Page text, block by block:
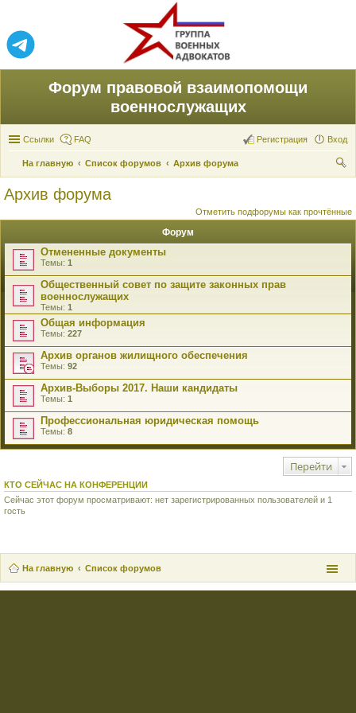
Форум правовой взаимопомощи
военнослужащих
Ссылки FAQ Вход
Регистрация
На главную Список форумов
Архив форума
Архив форума
Отметить подфорумы как прочтённые
Форум
Отмененные документы
Темы: 1
Общественный совет по защите законных прав
военнослужащих
Темы: 1
Общая информация
Темы: 227
Архив органов жилищного обеспечения
Темы: 92
Архив-Выборы 2017. Наши кандидаты
Темы: 1
Профессиональная юридическая помощь
Темы: 8
Перейти
КТО СЕЙЧАС НА КОНФЕРЕНЦИИ
Сейчас этот форум просматривают: нет зарегистрированных пользователей и 1
гость
На главную Список форумов